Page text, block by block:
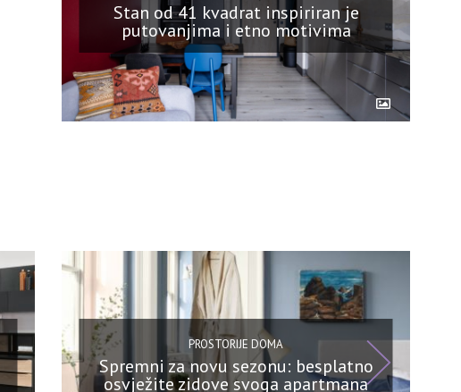
Stan od 41 kvadrat inspiriran je
putovanjima i etno motivima
PROSTORIJE DOMA
Spremni za novu sezonu: besplatno
osvježite zidove svoga apartmana